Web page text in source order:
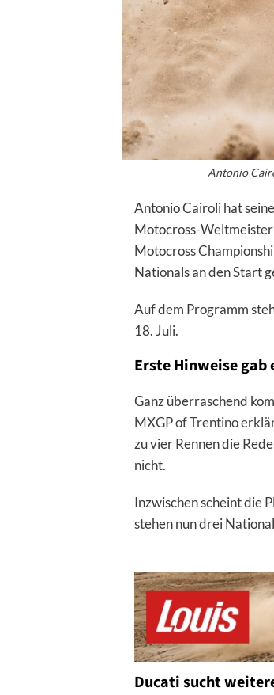
Antonio
Antonio Cairoli hat
Motocross-
Motocross
Nationals an den Start
Auf dem Programm
18. Juli.
Erste Hinweise
Ganz überraschend
MXGP of Trentino
zu vier Rennen die
nicht.
Inzwischen scheint die
stehen nun drei
Ducati sucht